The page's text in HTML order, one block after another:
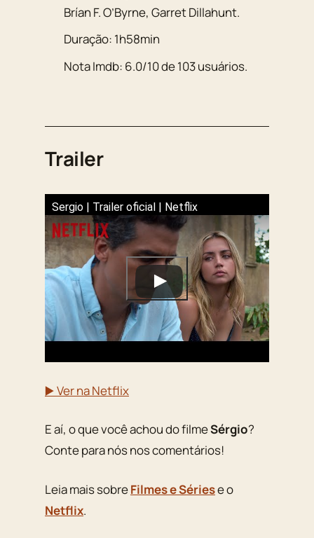
Brían F. O’Byrne,Garret Dillahunt.
Duração: 1h58min
Nota Imdb: 6.0/10de103usuários.
Trailer
Sergio | Trailer oficial | Netflix
▶️ Ver na Netflix
E aí, o que você achou do filmeSérgio?
Conte para nós nos comentários!
Leia mais sobreFilmes e Sériese o
Netflix.